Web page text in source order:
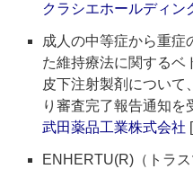
クラシエホールディン
成人の中等症から重症
た維持療法に関するベ
皮下注射製剤について
り審査完了報告通知を
武田薬品工業株式会社
ENHERTU(R)（トラ